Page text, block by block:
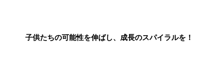
子供たちの可能性を伸ばし、成長のスパイラルを！